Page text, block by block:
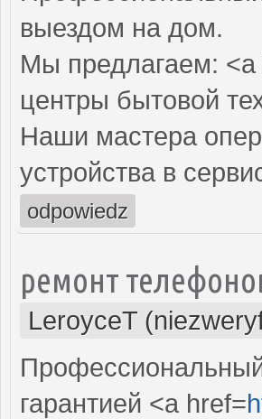
выездом на дом.
Мы предлагаем: <a
центры бытовой
Наши мастера
устройства в
odpowiedz
ремонт
LeroyceT
гарантией <a href=